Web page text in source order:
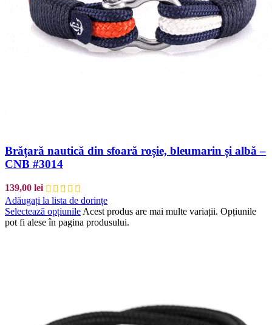
Brățară nautică din sfoară roșie, bleumarin și albă –
CNB #3014
139,00 lei
Adăugați la lista de dorințe
Selectează opțiunileAcest produs are mai multe variații. Opțiunile
pot fi alese în pagina produsului.